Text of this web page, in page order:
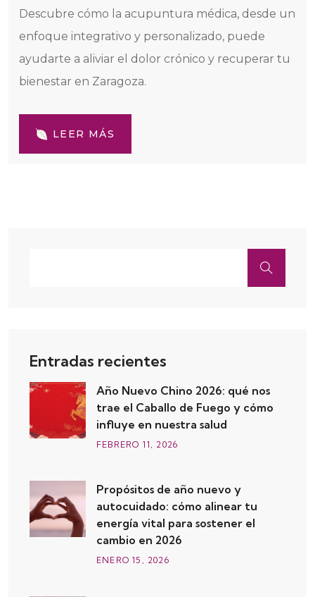
Descubre cómo la acupuntura médica, desde un
enfoque integrativo y personalizado, puede
ayudarte a aliviar el dolor crónico y recuperar tu
bienestar en Zaragoza.
LEER MÁS
Entradas recientes
Año Nuevo Chino 2026: qué nos
trae el Caballo de Fuego y cómo
influye en nuestra salud
FEBRERO 11 , 2026
Propósitos de año nuevo y
autocuidado: cómo alinear tu
energía vital para sostener el
cambio en 2026
ENERO15 , 2026